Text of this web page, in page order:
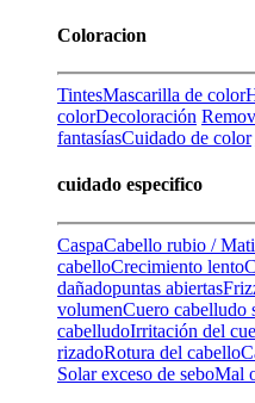
Coloracion
TintesMascarilla de color
colorDecoloración
fantasíasCuidado de color
cuidado especifico
CaspaCabello rubio /
cabelloCrecimiento lento
dañadopuntas abiertas
volumenCuero cabelludo
cabelludoIrritación del
rizadoRotura del cabello
Solarexceso de seboMal